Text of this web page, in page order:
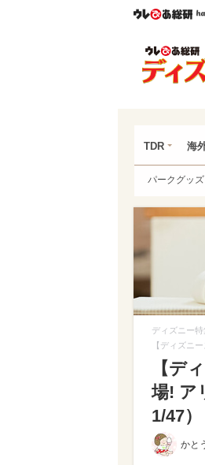
TDR 海
パークグッズ
ディズニー
【ディズニ
【デ
場! ア
1/47）
かと